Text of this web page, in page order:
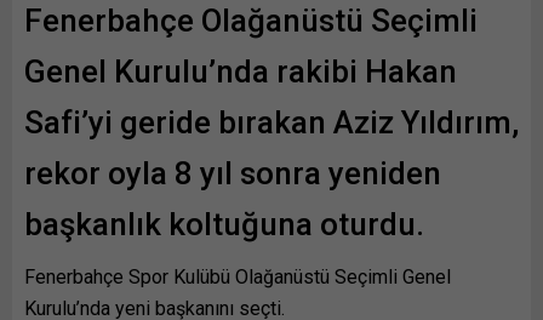
Fenerbahçe Olağanüstü Seçimli
Genel Kurulu’nda rakibi Hakan
Safi’yi geride bırakan Aziz Yıldırım,
rekor oyla 8 yıl sonra yeniden
başkanlık koltuğuna oturdu.
Fenerbahçe Spor Kulübü Olağanüstü Seçimli Genel
Kurulu’nda yeni başkanını seçti.